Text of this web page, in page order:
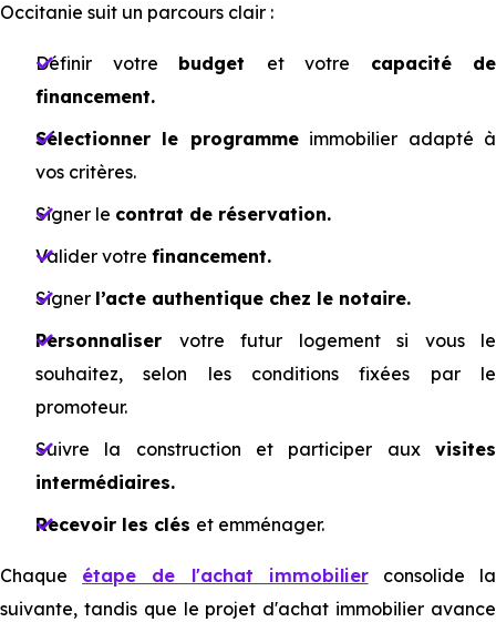
Occitanie suit un parcours clair :
Définir votre budget et votre capacité de
financement.
Sélectionner le programmeimmobilier adapté à
vos critères.
Signer le contrat de réservation.
Valider votre financement.
Signer l’acte authentique chez le notaire.
Personnaliser votre futur logement si vous le
souhaitez, selon les conditions fixées par le
promoteur.
Suivre la construction et participer aux visites
intermédiaires.
Recevoir les clés et emménager.
Chaque étape de l'achat immobilierconsolide la
suivante, tandis que le projet d'achat immobilier avance